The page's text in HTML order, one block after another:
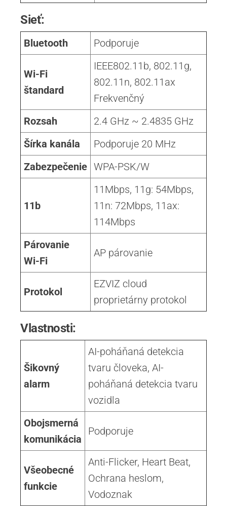
Sieť:
Bluetooth Podporuje
Wi-Fi
štandard
IEEE802.11b, 802.11g,
802.11n, 802.11ax
Frekvenčný
Rozsah
2.4 GHz ~ 2.4835 GHz
Šírka kanála
Podporuje 20 MHz
Zabezpečenie WPA-PSK/W
11b
11Mbps, 11g: 54Mbps,
11n: 72Mbps, 11ax:
114Mbps
Párovanie
Wi-Fi
AP párovanie
Protokol
EZVIZ cloud
proprietárny protokol
Vlastnosti:
Šikovný
alarm
AI-poháňaná detekcia
tvaru človeka, AI-
poháňaná detekcia tvaru
vozidla
Obojsmerná
komunikácia
Podporuje
Všeobecné
funkcie
Anti-Flicker, Heart Beat,
Ochrana heslom,
Vodoznak